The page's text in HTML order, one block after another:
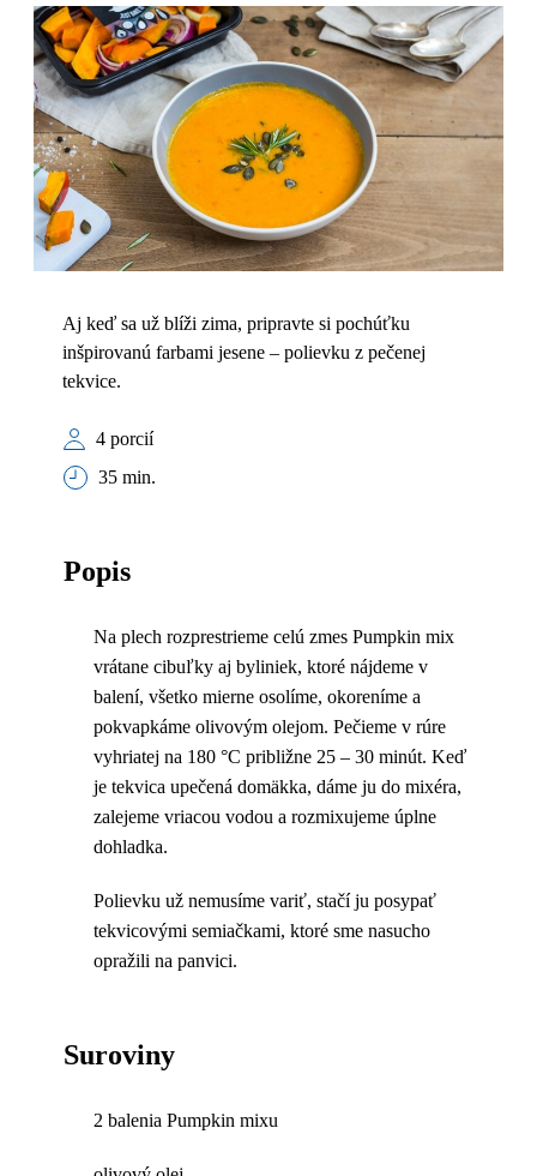
Aj keď sa už blíži zima, pripravte si pochúťku
inšpirovanú farbami jesene – polievku z pečenej
tekvice.
4 porcií
35 min.
Popis
Na plech rozprestrieme celú zmes Pumpkin mix
vrátane cibuľky aj byliniek, ktoré nájdeme v
balení, všetko mierne osolíme, okoreníme a
pokvapkáme olivovým olejom. Pečieme v rúre
vyhriatej na 180 °C približne 25 – 30 minút. Keď
je tekvica upečená domäkka, dáme ju do mixéra,
zalejeme vriacou vodou a rozmixujeme úplne
dohladka.
Polievku už nemusíme variť, stačí ju posypať
tekvicovými semiačkami, ktoré sme nasucho
opražili na panvici.
Suroviny
2 balenia Pumpkin mixu